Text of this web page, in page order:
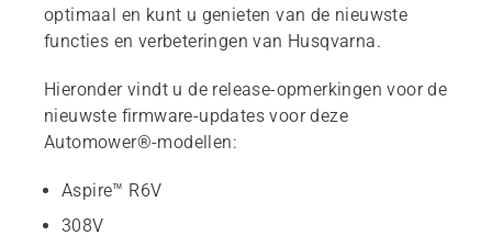
optimaal en kunt u genieten van de nieuwste
functies en verbeteringen van Husqvarna.
Hieronder vindt u de release-opmerkingen voor de
nieuwste firmware-updates voor deze
Automower®-modellen:
Aspire™ R6V
308V